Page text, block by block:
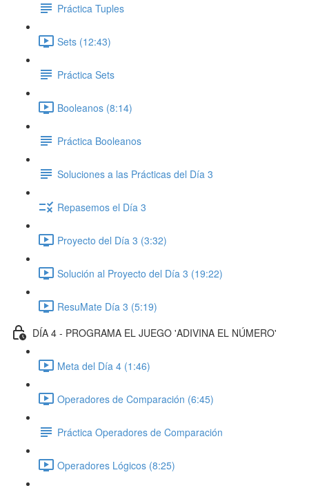
Práctica Tuples
Sets (12:43)
Práctica Sets
Booleanos (8:14)
Práctica Booleanos
Soluciones a las Prácticas del Día 3
Repasemos el Día 3
Proyecto del Día 3 (3:32)
Solución al Proyecto del Día 3 (19:22)
ResuMate Día 3 (5:19)
DÍA 4 - PROGRAMA EL JUEGO 'ADIVINA EL NÚMERO'
Meta del Día 4 (1:46)
Operadores de Comparación (6:45)
Práctica Operadores de Comparación
Operadores Lógicos (8:25)